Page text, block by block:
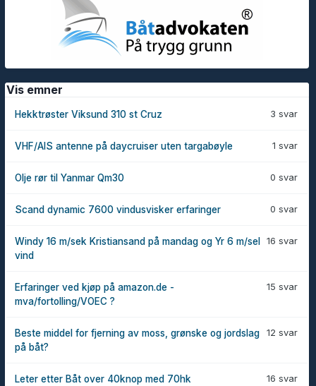
Vis emner
3 svar
Hekktrøster Viksund 310 st Cruz
1 svar
VHF/AIS antenne på daycruiser uten targabøyle
0 svar
Olje rør til Yanmar Qm30
0 svar
Scand dynamic 7600 vindusvisker erfaringer
16 svar
Windy 16 m/sek Kristiansand på mandag og Yr 6 m/sel
vind
15 svar
Erfaringer ved kjøp på amazon.de -
mva/fortolling/VOEC ?
12 svar
Beste middel for fjerning av moss, grønske og jordslag
på båt?
16 svar
Leter etter Båt over 40knop med 70hk